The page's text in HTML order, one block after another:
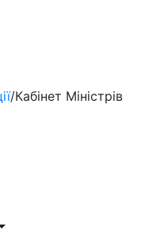
/Кабінет Міністрів